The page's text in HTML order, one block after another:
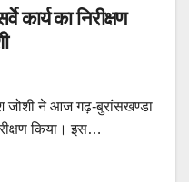
कार्य का निरीक्षण
जोशी ने आज गढ़-बुरांसखण्डा
किया। इस…